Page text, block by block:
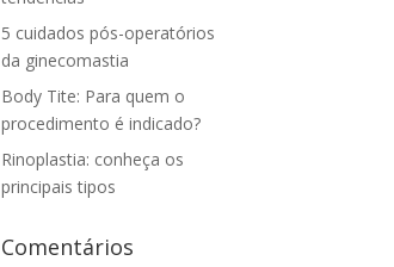
5 cuidados pós-operatórios
da ginecomastia
Body Tite: Para quem o
procedimento é indicado?
Rinoplastia: conheça os
principais tipos
Comentários